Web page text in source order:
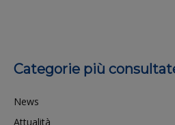
Categorie più
News
Attualità